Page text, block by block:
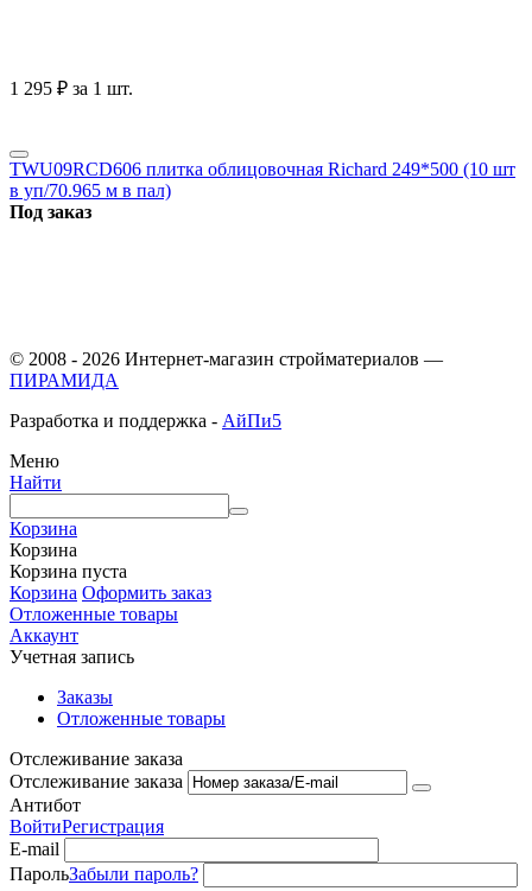
1 295 ₽ за 1 шт.
TWU09RCD606 плитка облицовочная Richard 249*500 (10 шт
в уп/70.965 м в пал)
Под заказ
© 2008 - 2026 Интернет-магазин стройматериалов —
ПИРАМИДА
Разработка и поддержка - АйПи5
Меню
Найти
Корзина
Корзина
Корзина пуста
Корзина Оформить заказ
Отложенные товары
Аккаунт
Учетная запись
Заказы
Отложенные товары
Отслеживание заказа
Отслеживание заказа
Антибот
ВойтиРегистрация
E-mail
ПарольЗабыли пароль?